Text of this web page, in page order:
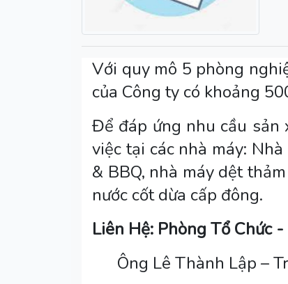
Với quy mô 5 phòng
của Công ty có khoảng
Để đáp ứng nhu cầu sản
việc tại các nhà máy:
& BBQ, nhà máy dệt
nước cốt dừa cấp đông.
Liên Hệ: Phòng Tổ Chức
Ông Lê Thành Lập –